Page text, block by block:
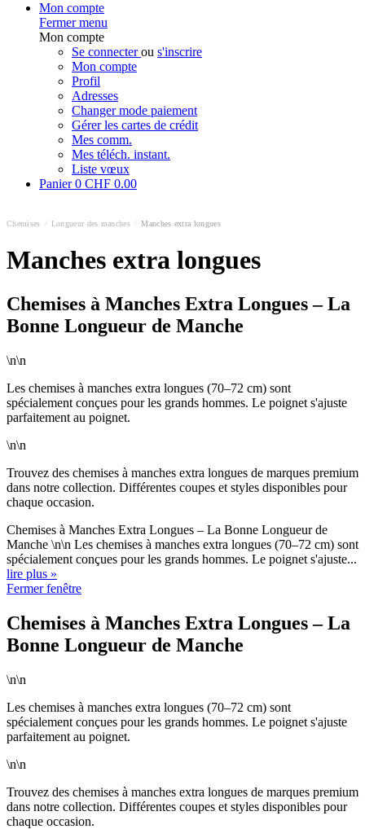
Mon compte
Fermer menu
Mon compte
Se connecterou s'inscrire
Mon compte
Profil
Adresses
Changer mode paiement
Gérer les cartes de crédit
Mes comm.
Mes téléch. instant.
Liste vœux
Panier0 CHF 0.00
Chemises Longueur des manches Manches extra longues
Manches extra longues
Chemises à Manches Extra Longues – La
Bonne Longueur de Manche
\n\n
Les chemises à manches extra longues (70–72 cm) sont
spécialement conçues pour les grands hommes. Le poignet s'ajuste
parfaitement au poignet.
\n\n
Trouvez des chemises à manches extra longues de marques premium
dans notre collection. Différentes coupes et styles disponibles pour
chaque occasion.
Chemises à Manches Extra Longues – La Bonne Longueur de
Manche \n\n Les chemises à manches extra longues (70–72 cm) sont
spécialement conçues pour les grands hommes. Le poignet s'ajuste...
lire plus »
Fermer fenêtre
Chemises à Manches Extra Longues – La
Bonne Longueur de Manche
\n\n
Les chemises à manches extra longues (70–72 cm) sont
spécialement conçues pour les grands hommes. Le poignet s'ajuste
parfaitement au poignet.
\n\n
Trouvez des chemises à manches extra longues de marques premium
dans notre collection. Différentes coupes et styles disponibles pour
chaque occasion.